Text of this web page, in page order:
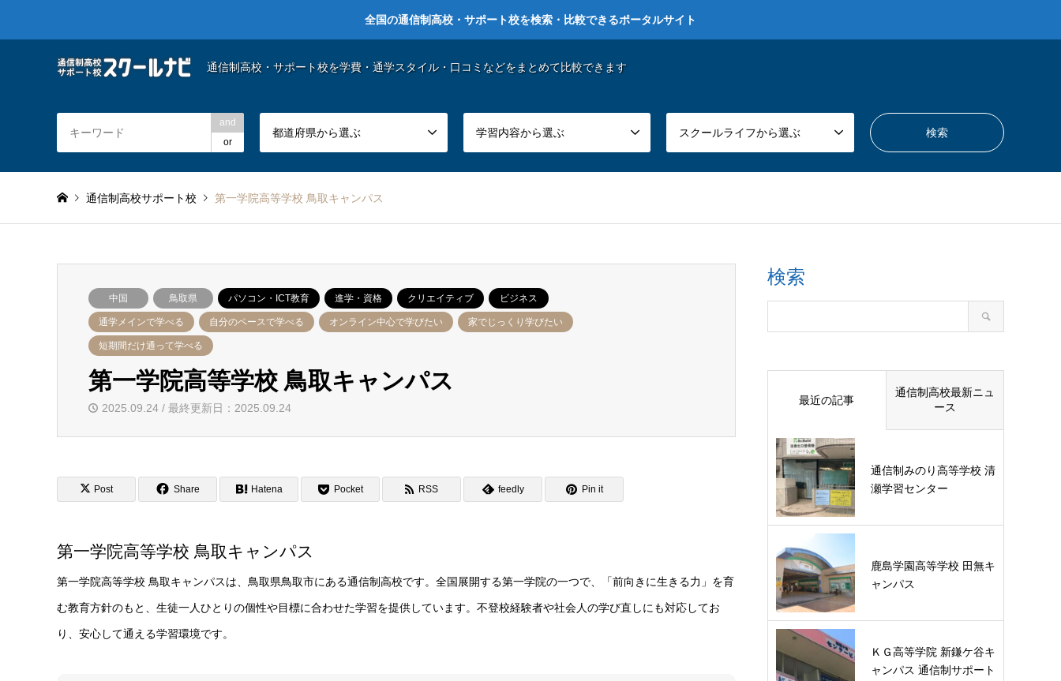
全国の通信制高校・サポート校を検索・比較できるポータルサイト
通信制高校・サポート校を学費・通学スタイル・口コミなどをまとめて比較できます
and
or
都道府県から選ぶ 学習内容から選ぶ スクールライフから選ぶ
通信制高校サポート校 第一学院高等学校 鳥取キャンパス
中国 鳥取県 パソコン・ICT教育 進学・資格 クリエイティブ ビジネス
通学メインで学べる 自分のペースで学べる オンライン中心で学びたい 家でじっくり学びたい
短期間だけ通って学べる
第一学院高等学校 鳥取キャンパス
2025.09.24 / 最終更新日：2025.09.24
Post Share Hatena Pocket RSS feedly Pin it
第一学院高等学校 鳥取キャンパス
第一学院高等学校 鳥取キャンパスは、鳥取県鳥取市にある通信制高校です。全国展開する第一学院の一つで、「前向きに生きる力」を育
む教育方針のもと、生徒一人ひとりの個性や目標に合わせた学習を提供しています。不登校経験者や社会人の学び直しにも対応してお
り、安心して通える学習環境です。
検索
最近の記事
通信制高校最新ニュ
ース
通信制みのり高等学校 清
瀬学習センター
鹿島学園高等学校 田無キ
ャンパス
ＫＧ高等学院 新鎌ケ谷キ
ャンパス 通信制サポート